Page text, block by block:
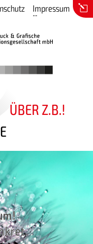
ÜBER Z.B.!
Impressum